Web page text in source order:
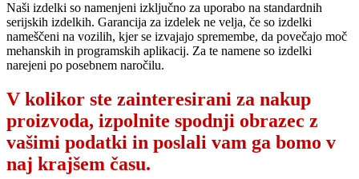
Naši izdelki so namenjeni izključno za uporabo na standardnih
serijskih izdelkih. Garancija za izdelek ne velja, če so izdelki
nameščeni na vozilih, kjer se izvajajo spremembe, da povečajo moč
mehanskih in programskih aplikacij. Za te namene so izdelki
narejeni po posebnem naročilu.
V kolikor ste zainteresirani za nakup
proizvoda, izpolnite spodnji obrazec z
vašimi podatki in poslali vam ga bomo v
naj krajšem času.